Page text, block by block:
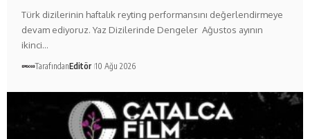
Türk dizilerinin haftalık reyting performansını değerlendirmeye
devam ediyoruz. Yaz Dizilerinde Dengeler Ağustos ayının
ikinci…
TarafındanEditör 10 Ağu 2026